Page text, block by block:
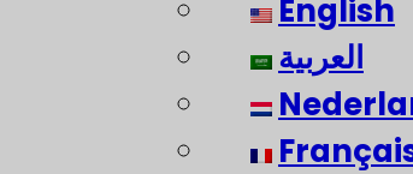
English
العربية